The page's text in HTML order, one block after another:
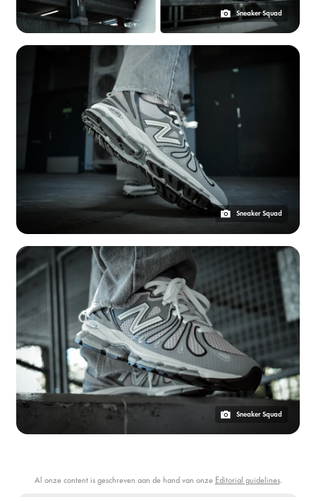
Sneaker Squad
Sneaker Squad
Sneaker Squad
Al onze content is geschreven aan de hand van onze Editorial guidelines.